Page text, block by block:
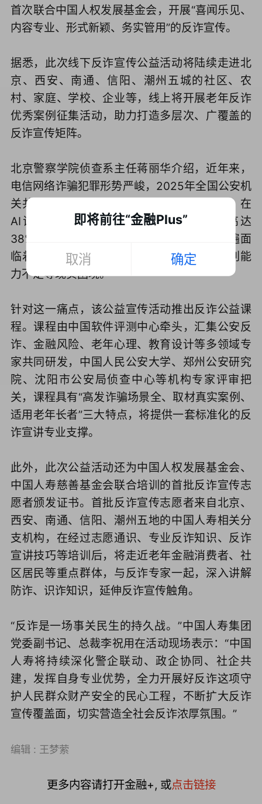
首次联合中国人权发展基金会，开展“喜闻乐见、
内容专业、形式新颖、务实管用”的反诈宣传。
据悉，此次线下反诈宣传公益活动将陆续走进北
京、西安、南通、信阳、潮州五城的社区、农
村、家庭、学校、企业等，线上将开展老年反诈
优秀案例征集活动，助力打造多层次、广覆盖的
反诈宣传矩阵。
北京警察学院侦查系主任蒋丽华介绍，近年来，
电信网络诈骗犯罪形势严峻，2025年全国公安机
关共侦破电信网络诈骗犯罪案件25.88万件。在
AI诈骗中，60岁以上老人群体受骗占比高达
38%。面对日益变化的诈骗手段，老年人普遍面
临着信息获取渠道有限，对新型网络犯罪识别能
力不足等现实困境。
针对这一痛点，该公益宣传活动推出反诈公益课
程。课程由中国软件评测中心牵头，汇集公安反
诈、金融风险、老年心理、教育设计等多领域专
家共同研发，中国人民公安大学、郑州公安研究
院、沈阳市公安局侦查中心等机构专家评审把
关，课程具有“高发诈骗场景全、取材真实案例、
适用老年长者”三大特点，将提供一套标准化的反
诈宣讲专业支撑。
此外，此次公益活动还为中国人权发展基金会、
中国人寿慈善基金会联合培训的首批反诈宣传志
愿者颁发证书。首批反诈宣传志愿者来自北京、
西安、南通、信阳、潮州五地的中国人寿相关分
支机构，在经过志愿通识、专业反诈知识、反诈
宣讲技巧等培训后，将走近老年金融消费者、社
区居民等重点群体，与反诈专家一起，深入讲解
防诈、识诈知识，延伸反诈宣传触角。
“反诈是一场事关民生的持久战。”中国人寿集团
党委副书记、总裁李祝用在活动现场表示：“中国
人寿将持续深化警企联动、政企协同、社企共
建，发挥自身专业优势，全力开展好反诈这项守
护人民群众财产安全的民心工程，不断扩大反诈
宣传覆盖面，切实营造全社会反诈浓厚氛围。”
编辑 : 王梦萦
更多内容请打开金融+, 或点击链接
即将前往“金融Plus”
取消 确定